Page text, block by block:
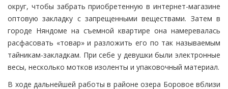
округ, чтобы забрать приобретенную в интернет-магазине
оптовую закладку с запрещенными веществами. Затем в
городе Няндоме на съемной квартире она намеревалась
расфасовать «товар» и разложить его по так называемым
тайникам-закладкам. При себе у девушки были электронные
весы, несколько мотков изоленты и упаковочный материал.
В ходе дальнейшей работы в районе озера Боровое вблизи